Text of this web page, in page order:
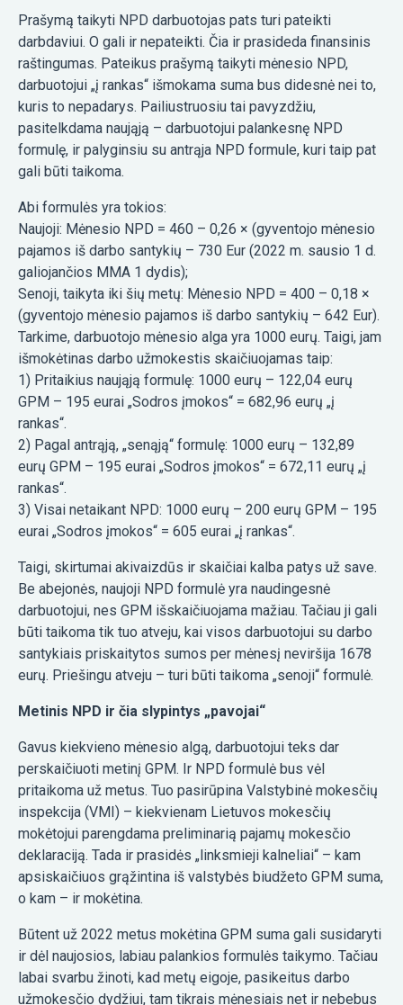
Prašymą taikyti NPD darbuotojas pats turi pateikti
darbdaviui. O gali ir nepateikti. Čia ir prasideda finansinis
raštingumas. Pateikus prašymą taikyti mėnesio NPD,
darbuotojui „į rankas“ išmokama suma bus didesnė nei to,
kuris to nepadarys. Pailiustruosiu tai pavyzdžiu,
pasitelkdama naująją – darbuotojui palankesnę NPD
formulę, ir palyginsiu su antrąja NPD formule, kuri taip pat
gali būti taikoma.
Abi formulės yra tokios:
Naujoji: Mėnesio NPD = 460 – 0,26 × (gyventojo mėnesio
pajamos iš darbo santykių – 730 Eur (2022 m. sausio 1 d.
galiojančios MMA 1 dydis);
Senoji, taikyta iki šių metų: Mėnesio NPD = 400 – 0,18 ×
(gyventojo mėnesio pajamos iš darbo santykių – 642 Eur).
Tarkime, darbuotojo mėnesio alga yra 1000 eurų. Taigi, jam
išmokėtinas darbo užmokestis skaičiuojamas taip:
1) Pritaikius naująją formulę: 1000 eurų – 122,04 eurų
GPM – 195 eurai „Sodros įmokos“ = 682,96 eurų „į
rankas“.
2) Pagal antrąją, „senąją“ formulę: 1000 eurų – 132,89
eurų GPM – 195 eurai „Sodros įmokos“ = 672,11 eurų „į
rankas“.
3) Visai netaikant NPD: 1000 eurų – 200 eurų GPM – 195
eurai „Sodros įmokos“ = 605 eurai „į rankas“.
Taigi, skirtumai akivaizdūs ir skaičiai kalba patys už save.
Be abejonės, naujoji NPD formulė yra naudingesnė
darbuotojui, nes GPM išskaičiuojama mažiau. Tačiau ji gali
būti taikoma tik tuo atveju, kai visos darbuotojui su darbo
santykiais priskaitytos sumos per mėnesį neviršija 1678
eurų. Priešingu atveju – turi būti taikoma „senoji“ formulė.
Metinis NPD ir čia slypintys „pavojai“
Gavus kiekvieno mėnesio algą, darbuotojui teks dar
perskaičiuoti metinį GPM. Ir NPD formulė bus vėl
pritaikoma už metus. Tuo pasirūpina Valstybinė mokesčių
inspekcija (VMI) – kiekvienam Lietuvos mokesčių
mokėtojui parengdama preliminarią pajamų mokesčio
deklaraciją. Tada ir prasidės „linksmieji kalneliai“ – kam
apsiskaičiuos grąžintina iš valstybės biudžeto GPM suma,
o kam – ir mokėtina.
Būtent už 2022 metus mokėtina GPM suma gali susidaryti
ir dėl naujosios, labiau palankios formulės taikymo. Tačiau
labai svarbu žinoti, kad metų eigoje, pasikeitus darbo
užmokesčio dydžiui, tam tikrais mėnesiais net ir nebebus